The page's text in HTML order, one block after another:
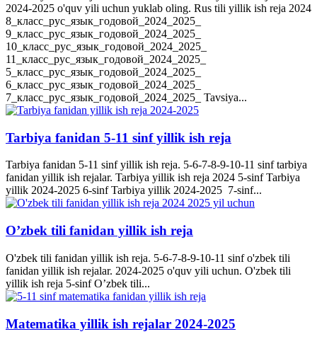
2024-2025 o'quv yili uchun yuklab oling. Rus tili yillik ish reja 2024
8_класс_рус_язык_годовой_2024_2025_
9_класс_рус_язык_годовой_2024_2025_
10_класс_рус_язык_годовой_2024_2025_
11_класс_рус_язык_годовой_2024_2025_
5_класс_рус_язык_годовой_2024_2025_
6_класс_рус_язык_годовой_2024_2025_
7_класс_рус_язык_годовой_2024_2025_ Tavsiya...
Tarbiya fanidan 5-11 sinf yillik ish reja
Tarbiya fanidan 5-11 sinf yillik ish reja. 5-6-7-8-9-10-11 sinf tarbiya
fanidan yillik ish rejalar. Tarbiya yillik ish reja 2024 5-sinf Tarbiya
yillik 2024-2025 6-sinf Tarbiya yillik 2024-2025 7-sinf...
O’zbek tili fanidan yillik ish reja
O'zbek tili fanidan yillik ish reja. 5-6-7-8-9-10-11 sinf o'zbek tili
fanidan yillik ish rejalar. 2024-2025 o'quv yili uchun. O'zbek tili
yillik ish reja 5-sinf O’zbek tili...
Matematika yillik ish rejalar 2024-2025